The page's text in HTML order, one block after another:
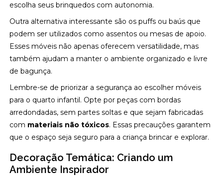
escolha seus brinquedos com autonomia.
Outra alternativa interessante são os puffs ou baús que
podem ser utilizados como assentos ou mesas de apoio.
Esses móveis não apenas oferecem versatilidade, mas
também ajudam a manter o ambiente organizado e livre
de bagunça.
Lembre-se de priorizar a segurança ao escolher móveis
para o quarto infantil. Opte por peças com bordas
arredondadas, sem partes soltas e que sejam fabricadas
com materiais não tóxicos. Essas precauções garantem
que o espaço seja seguro para a criança brincar e explorar.
Decoração Temática: Criando um
Ambiente Inspirador